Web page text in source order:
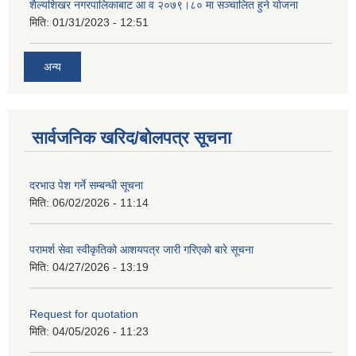
शैल्यशिखर नगरपालिकाबाट आ व २०७९।८० मा सञ्चालित हुने योजना
मिति: 01/31/2023 - 12:51
अन्य
सार्वजनिक खरिद/बोलपत्र सूचना
दरभाउ पेश गर्ने सम्बन्धी सूचना
मिति: 06/02/2026 - 11:14
परामर्श सेवा स्वीकृतिको आशयपत्र जारी गरिएको बारे सूचना
मिति: 04/27/2026 - 13:19
Request for quotation
मिति: 04/05/2026 - 11:23